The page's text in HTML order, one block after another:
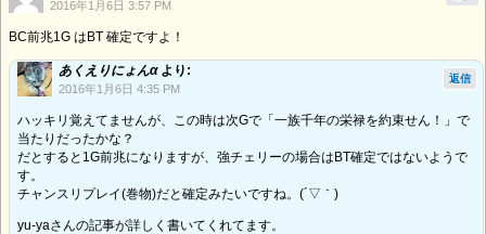
2016年1月6日 3:57 PM
BC前兆1G はBT 確定ですよ！
あくえりにょんα より:
2016年1月6日 4:35 PM
ハッキリ覚えてませんが、この時は次Gで「一族千年の栄禄を約束せん！」で
当たりだったかな？
だとすると1G前兆になりますが、強チェリーの場合はBT確定ではないようで
す。
チャンスリプレイ(巻物)だと確定みたいですね。(´▽｀)
yu-yaさんの記事が詳しく書いてくれてます。
返信